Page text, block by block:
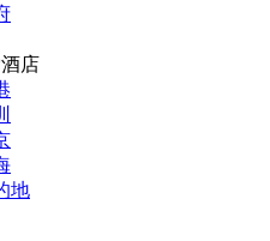
店
地